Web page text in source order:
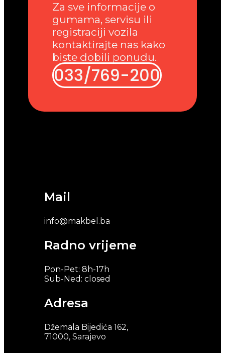
Mail
info@makbel.ba
Radno vrijeme
Pon-Pet: 8h-17h
Sub-Ned: closed
Adresa
Džemala Bijedića 162,
71000, Sarajevo
Za sve informacije o
gumama, servisu ili
registraciji vozila
kontaktirajte nas kako
biste dobili ponudu.
033/769-200